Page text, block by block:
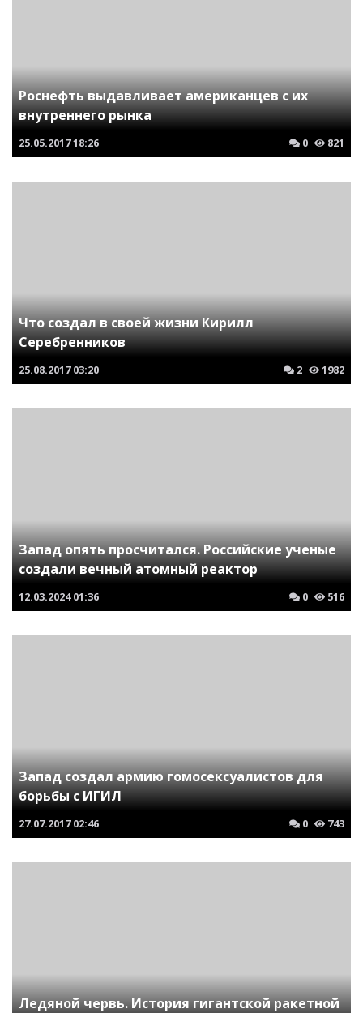
Роснефть выдавливает американцев с их
внутреннего рынка
25.05.201718:26 0 821
Что создал в своей жизни Кирилл
Серебренников
25.08.2017 03:20 2 1982
Запад опять просчитался. Российские ученые
создали вечный атомный реактор
12.03.2024 01:36 0 516
Запад создал армию гомосексуалистов для
борьбы с ИГИЛ
27.07.2017 02:46 0 743
Ледяной червь. История гигантской ракетной